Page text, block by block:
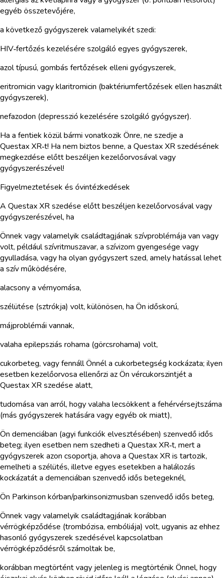
egyéb összetevőjére,
a következő gyógyszerek valamelyikét szedi:
HIV‑fertőzés kezelésére szolgáló egyes gyógyszerek,
azol típusú, gombás fertőzések elleni gyógyszerek,
eritromicin vagy klaritromicin (baktériumfertőzések ellen használt
gyógyszerek),
nefazodon (depresszió kezelésére szolgáló gyógyszer).
Ha a fentiek közül bármi vonatkozik Önre, ne szedje a
Questax XR‑t! Ha nem biztos benne, a Questax XR szedésének
megkezdése előtt beszéljen kezelőorvosával vagy
gyógyszerészével!
Figyelmeztetések és óvintézkedések
A Questax XR szedése előtt beszéljen kezelőorvosával vagy
gyógyszerészével, ha
Önnek vagy valamelyik családtagjának szívproblémája van vagy
volt, például szívritmuszavar, a szívizom gyengesége vagy
gyulladása, vagy ha olyan gyógyszert szed, amely hatással lehet
a szív működésére,
alacsony a vérnyomása,
szélütése (sztrókja) volt, különösen, ha Ön időskorú,
májproblémái vannak,
valaha epilepsziás rohama (görcsrohama) volt,
cukorbeteg, vagy fennáll Önnél a cukorbetegség kockázata; ilyen
esetben kezelőorvosa ellenőrzi az Ön vércukorszintjét a
Questax XR szedése alatt,
tudomása van arról, hogy valaha lecsökkent a fehérvérsejtszáma
(más gyógyszerek hatására vagy egyéb ok miatt),
Ön demenciában (agyi funkciók elvesztésében) szenvedő idős
beteg; ilyen esetben nem szedheti a Questax XR‑t, mert a
gyógyszerek azon csoportja, ahova a Questax XR is tartozik,
emelheti a szélütés, illetve egyes esetekben a halálozás
kockázatát a demenciában szenvedő idős betegeknél,
Ön Parkinson kórban/parkinsonizmusban szenvedő idős beteg,
Önnek vagy valamelyik családtagjának korábban
vérrögképződése (trombózisa, embóliája) volt, ugyanis az ehhez
hasonló gyógyszerek szedésével kapcsolatban
vérrögképződésről számoltak be,
korábban megtörtént vagy jelenleg is megtörténik Önnel, hogy